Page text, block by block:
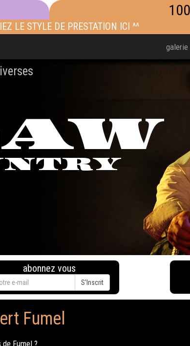
LE STYLE DE PRESTATION ICI ^^
galerie
abonnez vous
S'Inscrit
Fumel
Fumel ?